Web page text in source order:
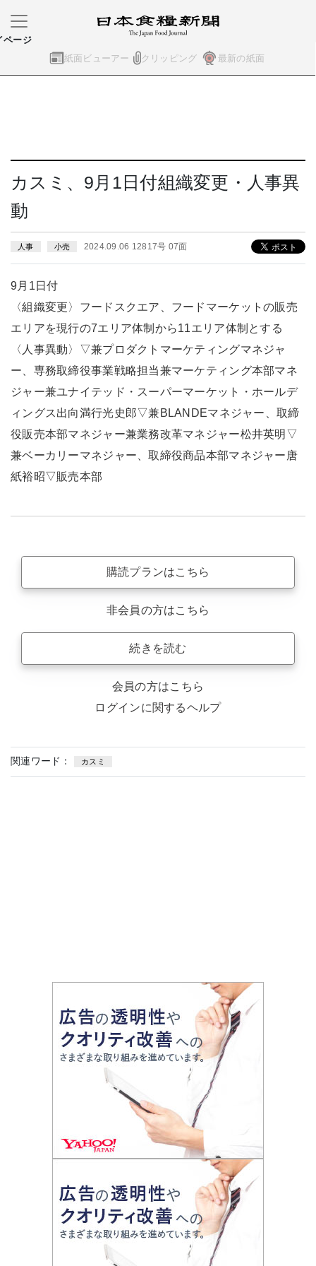
紙面ビューアー クリッピング 最新の紙面
ページ
カスミ、9月1日付組織変更・人事異
動
人事 小売 2024.09.06 12817号 07面
9月1日付
〈組織変更〉フードスクエア、フードマーケットの販売
エリアを現行の7エリア体制から11エリア体制とする
〈人事異動〉▽兼プロダクトマーケティングマネジャ
ー、専務取締役事業戦略担当兼マーケティング本部マネ
ジャー兼ユナイテッド・スーパーマーケット・ホールデ
ィングス出向満行光史郎▽兼BLANDEマネジャー、取締
役販売本部マネジャー兼業務改革マネジャー松井英明▽
兼ベーカリーマネジャー、取締役商品本部マネジャー唐
紙裕昭▽販売本部
購読プランはこちら
非会員の方はこちら
続きを読む
会員の方はこちら
ログインに関するヘルプ
関連ワード： カスミ